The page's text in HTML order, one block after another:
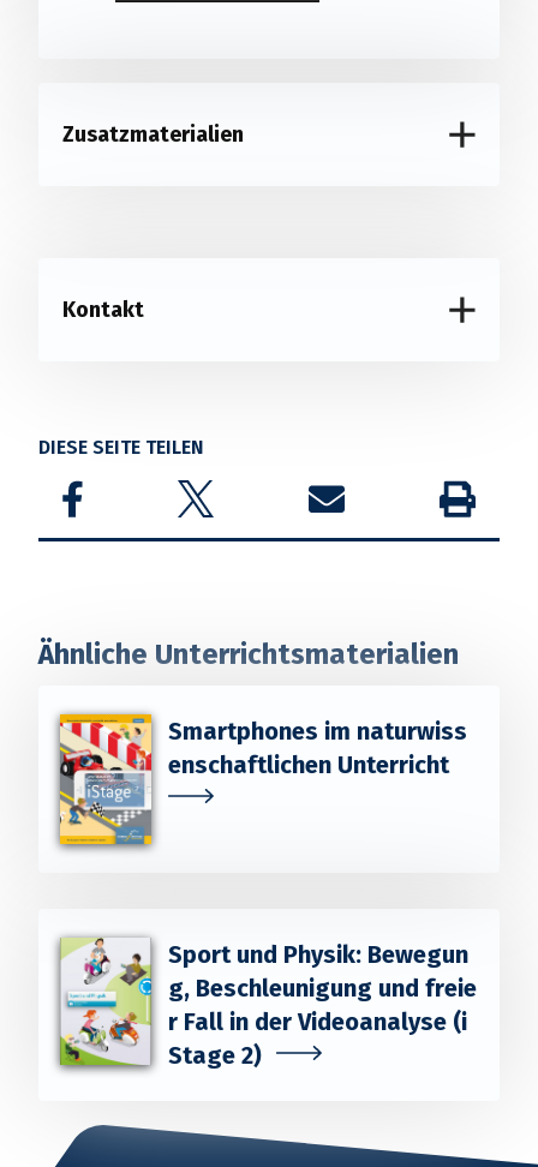
Zusatzmaterialien
Kontakt
DIESE SEITE TEILEN
Share on FacebookShare on TwitterShare by email Drucken
Ähnliche Unterrichtsmaterialien
Smartphones im naturwiss
enschaftlichen Unterricht
Sport und Physik: Bewegun
g, Beschleunigung und freie
r Fall in der Videoanalyse (i
Stage 2)